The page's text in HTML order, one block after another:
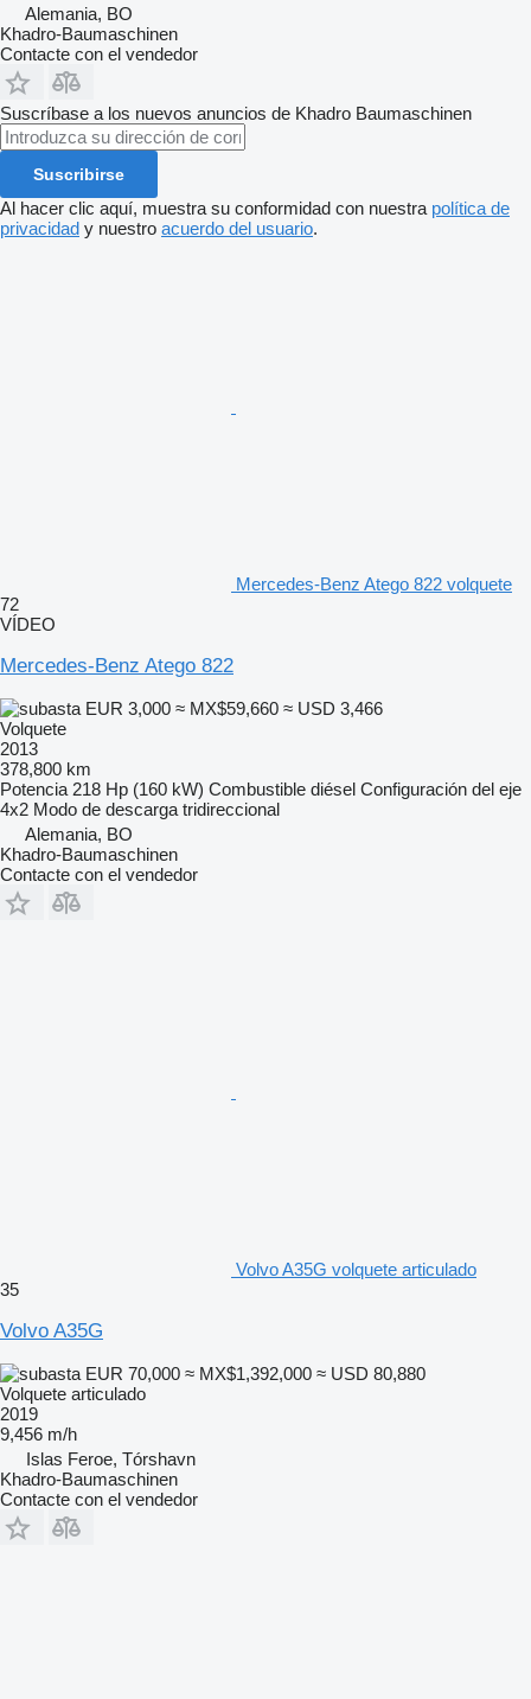
Alemania, BO
Khadro-Baumaschinen
Contacte con el vendedor
Suscríbase a los nuevos anuncios de Khadro Baumaschinen
Suscribirse
Al hacer clic aquí, muestra su conformidad con nuestra política de
privacidad y nuestro acuerdo del usuario.
Mercedes-Benz Atego 822 volquete
72
VÍDEO
Mercedes-Benz Atego 822
EUR 3,000 ≈ MX$59,660 ≈ USD 3,466
Volquete
2013
378,800 km
Potencia 218 Hp (160 kW) Combustible diésel Configuración del eje
4x2 Modo de descarga tridireccional
Alemania, BO
Khadro-Baumaschinen
Contacte con el vendedor
Volvo A35G volquete articulado
35
Volvo A35G
EUR 70,000 ≈ MX$1,392,000 ≈ USD 80,880
Volquete articulado
2019
9,456 m/h
Islas Feroe, Tórshavn
Khadro-Baumaschinen
Contacte con el vendedor